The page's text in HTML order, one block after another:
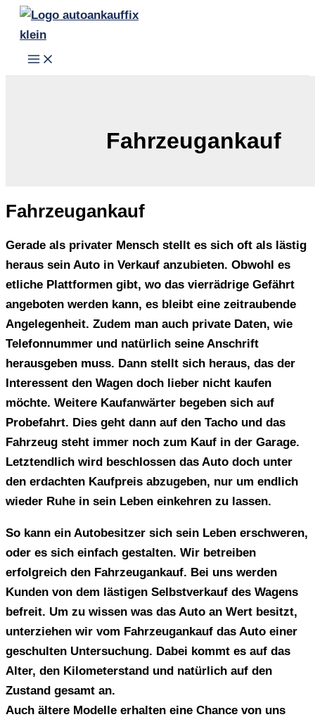
Zum
Inhalt
springen
Fahrzeugankauf
Fahrzeugankauf
Gerade als privater Mensch stellt es sich oft als lästig
heraus sein Auto in Verkauf anzubieten. Obwohl es
etliche Plattformen gibt, wo das vierrädrige Gefährt
angeboten werden kann, es bleibt eine zeitraubende
Angelegenheit. Zudem man auch private Daten, wie
Telefonnummer und natürlich seine Anschrift
herausgeben muss. Dann stellt sich heraus, das der
Interessent den Wagen doch lieber nicht kaufen
möchte. Weitere Kaufanwärter begeben sich auf
Probefahrt. Dies geht dann auf den Tacho und das
Fahrzeug steht immer noch zum Kauf in der Garage.
Letztendlich wird beschlossen das Auto doch unter
den erdachten Kaufpreis abzugeben, nur um endlich
wieder Ruhe in sein Leben einkehren zu lassen.
So kann ein Autobesitzer sich sein Leben erschweren,
oder es sich einfach gestalten. Wir betreiben
erfolgreich den Fahrzeugankauf. Bei uns werden
Kunden von dem lästigen Selbstverkauf des Wagens
befreit. Um zu wissen was das Auto an Wert besitzt,
unterziehen wir vom Fahrzeugankauf das Auto einer
geschulten Untersuchung. Dabei kommt es auf das
Alter, den Kilometerstand und natürlich auf den
Zustand gesamt an.
Auch ältere Modelle erhalten eine Chance von uns